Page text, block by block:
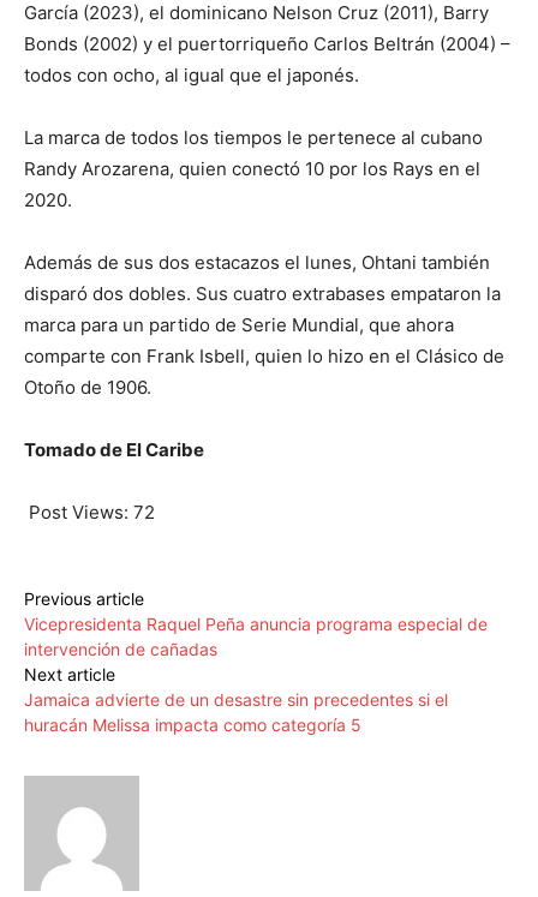
García (2023), el dominicano Nelson Cruz (2011), Barry
Bonds (2002) y el puertorriqueño Carlos Beltrán (2004) –
todos con ocho, al igual que el japonés.
La marca de todos los tiempos le pertenece al cubano
Randy Arozarena, quien conectó 10 por los Rays en el
2020.
Además de sus dos estacazos el lunes, Ohtani también
disparó dos dobles. Sus cuatro extrabases empataron la
marca para un partido de Serie Mundial, que ahora
comparte con Frank Isbell, quien lo hizo en el Clásico de
Otoño de 1906.
Tomado de El Caribe
Post Views: 72
Previous article
Vicepresidenta Raquel Peña anuncia programa especial de
intervención de cañadas
Next article
Jamaica advierte de un desastre sin precedentes si el
huracán Melissa impacta como categoría 5